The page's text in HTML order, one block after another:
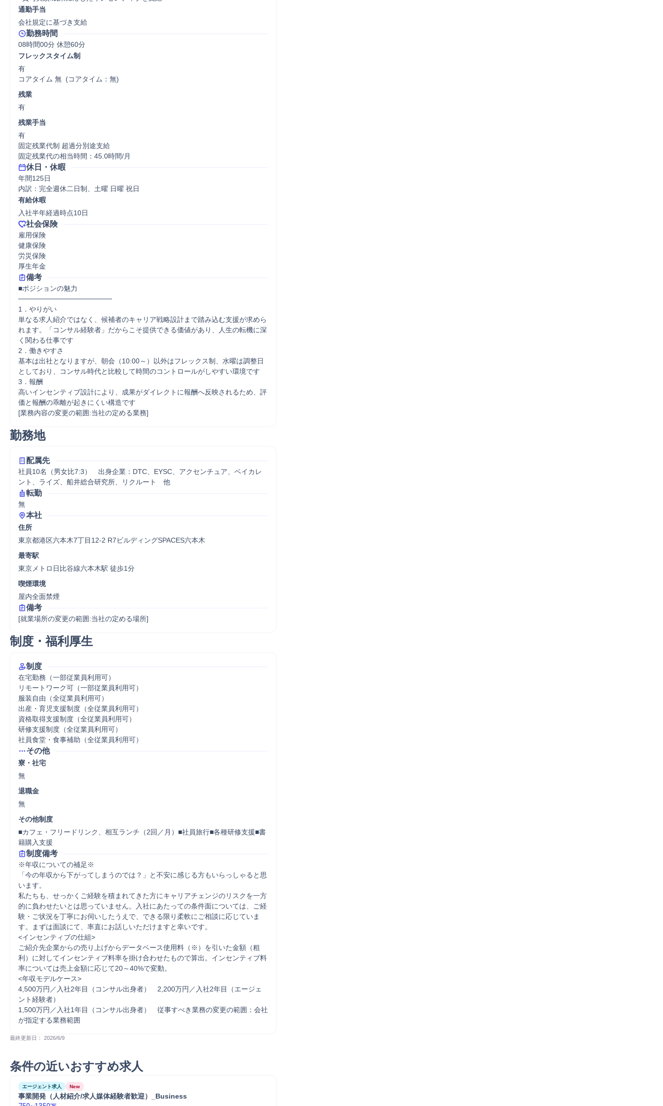
通勤手当
会社規定に基づき支給
勤務時間
08時間00分 休憩60分
フレックスタイム制
有
コアタイム 無  (コアタイム：無)
残業
有
残業手当
有
固定残業代制 超過分別途支給
固定残業代の相当時間：45.0時間/月
休日・休暇
年間125日
内訳：完全週休二日制、土曜 日曜 祝日
有給休暇
入社半年経過時点10日
社会保険
雇用保険
健康保険
労災保険
厚生年金
備考
■ポジションの魅力
───────────────────
1．やりがい
単なる求人紹介ではなく、候補者のキャリア戦略設計まで踏み込む支援が求めら
れます。「コンサル経験者」だからこそ提供できる価値があり、人生の転機に深
く関わる仕事です
2．働きやすさ
基本は出社となりますが、朝会（10:00～）以外はフレックス制、水曜は調整日
としており、コンサル時代と比較して時間のコントロールがしやすい環境です
3．報酬
高いインセンティブ設計により、成果がダイレクトに報酬へ反映されるため、評
価と報酬の乖離が起きにくい構造です
[業務内容の変更の範囲:当社の定める業務]
勤務地
配属先
社員10名（男女比7:3）　出身企業：DTC、EYSC、アクセンチュア、ベイカレ
ント、ライズ、船井総合研究所、リクルート　他
転勤
無
本社
住所
東京都港区六本木7丁目12-2 R7ビルディングSPACES六本木
最寄駅
東京メトロ日比谷線六本木駅 徒歩1分
喫煙環境
屋内全面禁煙
備考
[就業場所の変更の範囲:当社の定める場所]
制度・福利厚生
制度
在宅勤務（一部従業員利用可）
リモートワーク可（一部従業員利用可）
服装自由（全従業員利用可）
出産・育児支援制度（全従業員利用可）
資格取得支援制度（全従業員利用可）
研修支援制度（全従業員利用可）
社員食堂・食事補助（全従業員利用可）
その他
寮・社宅
無
退職金
無
その他制度
■カフェ・フリードリンク、相互ランチ（2回／月）■社員旅行■各種研修支援■書
籍購入支援
制度備考
※年収についての補足※
「今の年収から下がってしまうのでは？」と不安に感じる方もいらっしゃると思
います。
私たちも、せっかくご経験を積まれてきた方にキャリアチェンジのリスクを一方
的に負わせたいとは思っていません。入社にあたっての条件面については、ご経
験・ご状況を丁寧にお伺いしたうえで、できる限り柔軟にご相談に応じていま
す。まずは面談にて、率直にお話しいただけますと幸いです。
<インセンティブの仕組>
ご紹介先企業からの売り上げからデータベース使用料（※）を引いた金額（粗
利）に対してインセンティブ料率を掛け合わせたもので算出。インセンティブ料
率については売上金額に応じて20～40%で変動。
<年収モデルケース>
4,500万円／入社2年目（コンサル出身者）　2,200万円／入社2年目（エージェ
ント経験者）
1,500万円／入社1年目（コンサル出身者）　従事すべき業務の変更の範囲：会社
が指定する業務範囲
最終更新日： 2026/6/9
条件の近いおすすめ求人
エージェント求人 New
事業開発（人材紹介/求人媒体経験者歓迎）_Business